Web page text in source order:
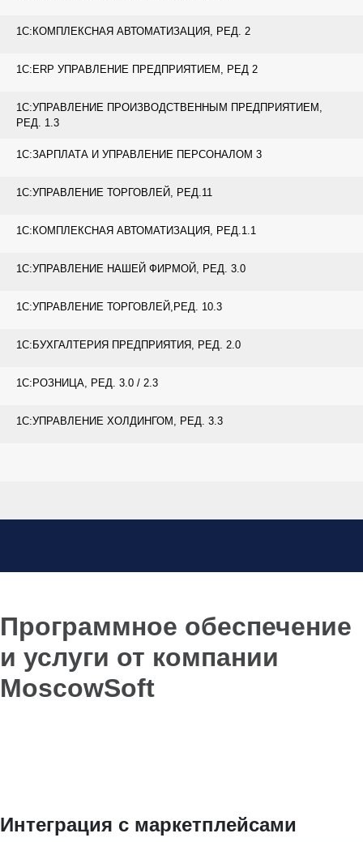
1С:КОМПЛЕКСНАЯ АВТОМАТИЗАЦИЯ, РЕД. 2
1С:ERP УПРАВЛЕНИЕ ПРЕДПРИЯТИЕМ, РЕД 2
1С:УПРАВЛЕНИЕ ПРОИЗВОДСТВЕННЫМ ПРЕДПРИЯТИЕМ,
РЕД. 1.3
1С:ЗАРПЛАТА И УПРАВЛЕНИЕ ПЕРСОНАЛОМ 3
1С:УПРАВЛЕНИЕ ТОРГОВЛЕЙ, РЕД.11
1С:КОМПЛЕКСНАЯ АВТОМАТИЗАЦИЯ, РЕД.1.1
1С:УПРАВЛЕНИЕ НАШЕЙ ФИРМОЙ, РЕД. 3.0
1С:УПРАВЛЕНИЕ ТОРГОВЛЕЙ,РЕД. 10.3
1С:БУХГАЛТЕРИЯ ПРЕДПРИЯТИЯ, РЕД. 2.0
1С:РОЗНИЦА, РЕД. 3.0 / 2.3
1С:УПРАВЛЕНИЕ ХОЛДИНГОМ, РЕД. 3.3
Программное обеспечение
и услуги от компании
MoscowSoft
Интеграция с маркетплейсами